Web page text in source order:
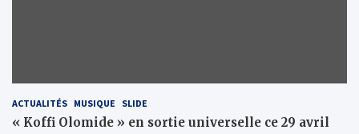
ACTUALITÉS MUSIQUE SLIDE
« Koffi Olomide » en sortie universelle ce 29 avril